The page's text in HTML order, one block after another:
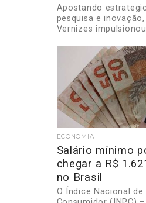
Apostando
pesquisa e
Vernizes
investimentos de R$
ECONOMIA
Salário mínimo
chegar a R$
no Brasil
O Índice Nacional